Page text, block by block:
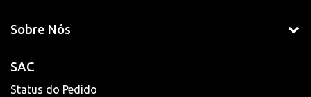
Sobre Nós
SAC
Status do Pedido